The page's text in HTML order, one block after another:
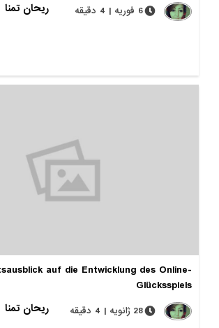
ریحان تمنا
6 فوریه | 4 دقیقه
auf die Entwicklung des Online-
Glücksspiels
ریحان تمنا
28 ژانویه | 4 دقیقه